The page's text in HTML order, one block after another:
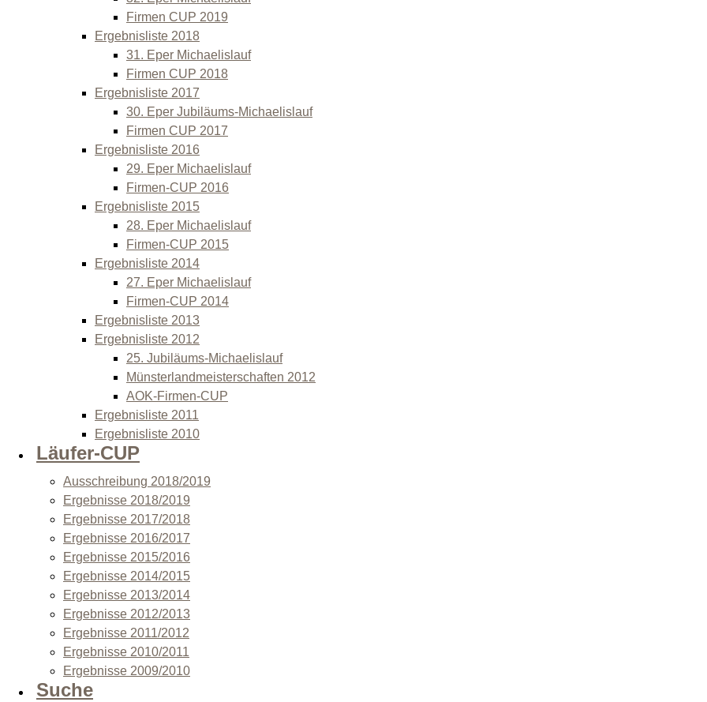
Firmen CUP 2019
Ergebnisliste 2018
31. Eper Michaelislauf
Firmen CUP 2018
Ergebnisliste 2017
30. Eper Jubiläums-Michaelislauf
Firmen CUP 2017
Ergebnisliste 2016
29. Eper Michaelislauf
Firmen-CUP 2016
Ergebnisliste 2015
28. Eper Michaelislauf
Firmen-CUP 2015
Ergebnisliste 2014
27. Eper Michaelislauf
Firmen-CUP 2014
Ergebnisliste 2013
Ergebnisliste 2012
25. Jubiläums-Michaelislauf
Münsterlandmeisterschaften 2012
AOK-Firmen-CUP
Ergebnisliste 2011
Ergebnisliste 2010
Läufer-CUP
Ausschreibung 2018/2019
Ergebnisse 2018/2019
Ergebnisse 2017/2018
Ergebnisse 2016/2017
Ergebnisse 2015/2016
Ergebnisse 2014/2015
Ergebnisse 2013/2014
Ergebnisse 2012/2013
Ergebnisse 2011/2012
Ergebnisse 2010/2011
Ergebnisse 2009/2010
Suche